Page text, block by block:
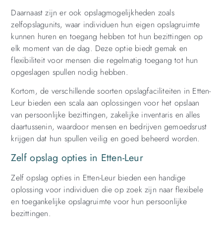
Daarnaast zijn er ook opslagmogelijkheden zoals
zelfopslagunits, waar individuen hun eigen opslagruimte
kunnen huren en toegang hebben tot hun bezittingen op
elk moment van de dag. Deze optie biedt gemak en
flexibiliteit voor mensen die regelmatig toegang tot hun
opgeslagen spullen nodig hebben.
Kortom, de verschillende soorten opslagfaciliteiten in Etten-
Leur bieden een scala aan oplossingen voor het opslaan
van persoonlijke bezittingen, zakelijke inventaris en alles
daartussenin, waardoor mensen en bedrijven gemoedsrust
krijgen dat hun spullen veilig en goed beheerd worden.
Zelf opslag opties in Etten-Leur
Zelf opslag opties in Etten-Leur bieden een handige
oplossing voor individuen die op zoek zijn naar flexibele
en toegankelijke opslagruimte voor hun persoonlijke
bezittingen.